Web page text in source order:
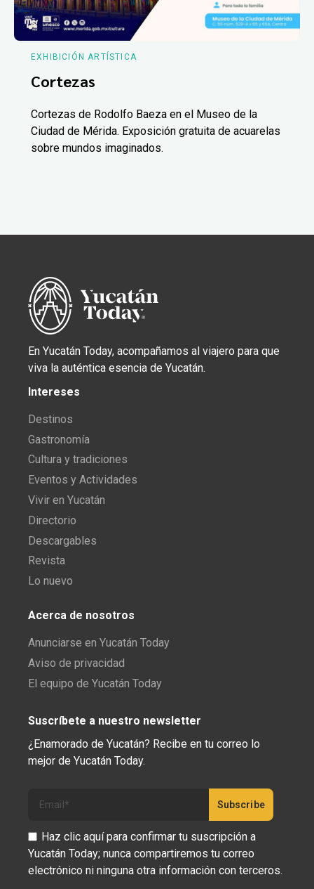
EXHIBICIÓN ARTÍSTICA
Cortezas
Cortezas de Rodolfo Baeza en el Museo de la
Ciudad de Mérida. Exposición gratuita de acuarelas
sobre mundos imaginados.
En Yucatán Today, acompañamos al viajero para que
viva la auténtica esencia de Yucatán.
Intereses
Destinos
Gastronomía
Cultura y tradiciones
Eventos y Actividades
Vivir en Yucatán
Directorio
Descargables
Revista
Lo nuevo
Acerca de nosotros
Anunciarse en Yucatán Today
Aviso de privacidad
El equipo de Yucatán Today
Suscríbete a nuestro newsletter
¿Enamorado de Yucatán? Recibe en tu correo lo
mejor de Yucatán Today.
Haz clic aquí para confirmar tu suscripción a
Yucatán Today; nunca compartiremos tu correo
electrónico ni ninguna otra información con terceros.